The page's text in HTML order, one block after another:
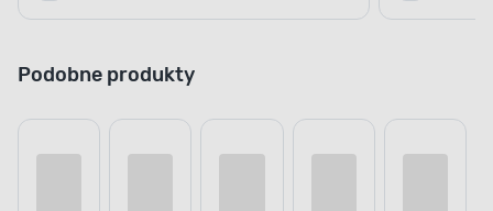
Podobne produkty